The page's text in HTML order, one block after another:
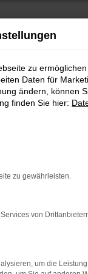
0
zu
Daten für
ändern, können
finden Sie hier:
zu gewährleisten.
von
um die